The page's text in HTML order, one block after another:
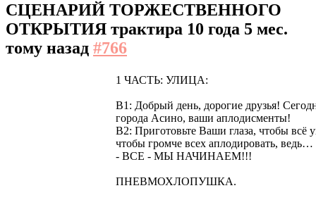
СЦЕНАРИЙ ТОРЖЕСТВЕННОГО
ОТКРЫТИЯ трактира 10 года 5 мес.
тому назад #766
1 ЧАСТЬ: УЛИЦА:
В1: Добрый день, дорогие друзья!
города Асино, ваши аплодисменты!
В2: Приготовьте Ваши глаза, чтобы всё
чтобы громче всех аплодировать, ведь…
- ВСЕ - МЫ НАЧИНАЕМ!!!
ПНЕВМОХЛОПУШКА.